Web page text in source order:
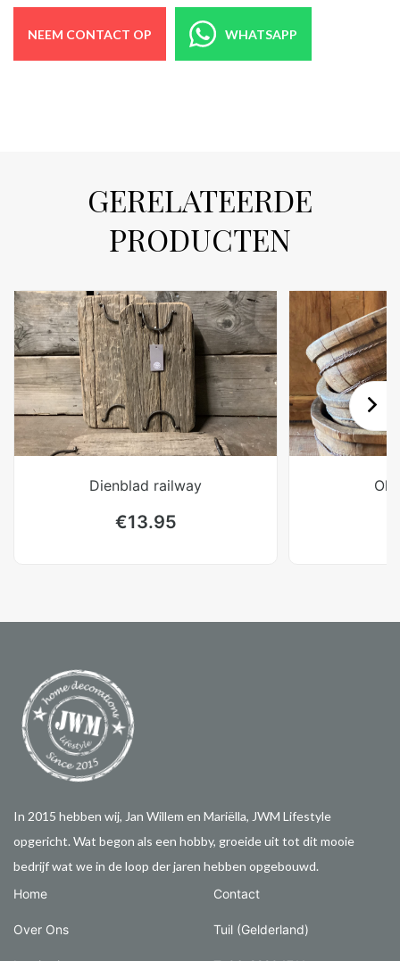
NEEM CONTACT OP WHATSAPP
GERELATEERDE
PRODUCTEN
Dienblad railway
€13.95
In 2015 hebben wij, Jan Willem en Mariëlla, JWM Lifestyle
opgericht. Wat begon als een hobby, groeide uit tot dit mooie
bedrijf wat we in de loop der jaren hebben opgebouwd.
Home
Over Ons
Contact
Tuil (Gelderland)